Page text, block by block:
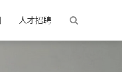
人才招聘